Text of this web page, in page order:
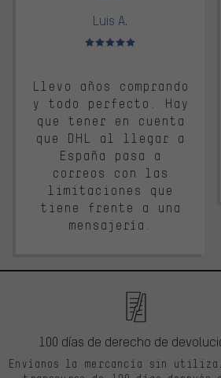
Luis A.
Valoración media: 5 de 5
Llevo años comprando
y todo perfecto. Hay
que tener en cuenta
que DHL al llegar a
España pasa a
correos con las
limitaciones que
tiene frente a una
mensajería.
100 días de derecho de
Envíanos la mercancía sin